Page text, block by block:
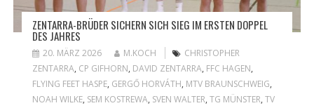
ZENTARRA-BRÜDER SICHERN SICH SIEG IM ERSTEN DOPPEL
DES JAHRES
20. MÄRZ 2026 M.KOCH
CHRISTOPHER
ZENTARRA, CP GIFHORN, DAVID ZENTARRA, FFC HAGEN,
FLYING FEET HASPE, GERGŐ HORVÁTH, MTV BRAUNSCHWEIG,
NOAH WILKE, SEM KOSTREWA, SVEN WALTER, TG MÜNSTER, TV